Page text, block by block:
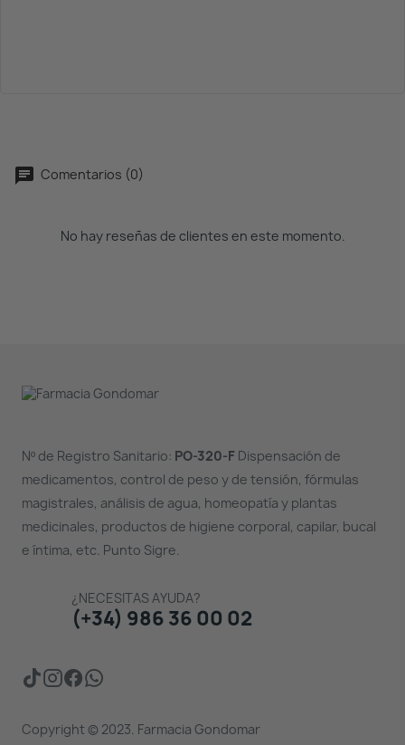
Comentarios (0)
No hay reseñas de clientes en este momento.
Nº de Registro Sanitario: PO-320-FDispensación de
medicamentos, control de peso y de tensión, fórmulas
magistrales, análisis de agua, homeopatía y plantas
medicinales, productos de higiene corporal, capilar, bucal
e íntima, etc. Punto Sigre.
¿NECESITAS AYUDA?
(+34) 986 36 00 02
Copyright © 2023. Farmacia Gondomar